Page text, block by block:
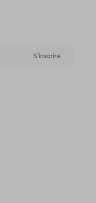
S'inscrire